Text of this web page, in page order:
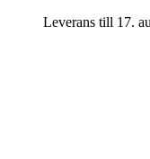
Leverans till 17.